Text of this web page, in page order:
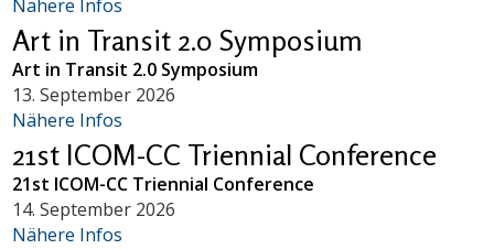
Nähere Infos
Art in Transit 2.0 Symposium
Art in Transit 2.0 Symposium
13. September 2026
Nähere Infos
21st ICOM-CC Triennial Conference
21st ICOM-CC Triennial Conference
14. September 2026
Nähere Infos